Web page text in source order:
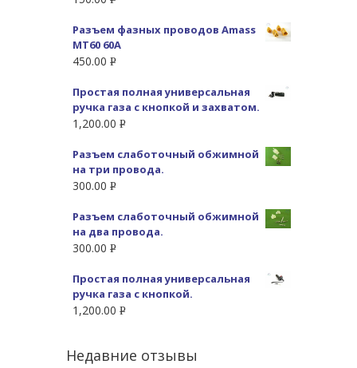
Разъем фазных проводов Amass
MT60 60А
450.00 Р
Простая полная универсальная
ручка газа с кнопкой и захватом.
1,200.00 Р
Разъем слаботочный обжимной
на три провода.
300.00 Р
Разъем слаботочный обжимной
на два провода.
300.00 Р
Простая полная универсальная
ручка газа с кнопкой.
1,200.00 Р
Недавние отзывы